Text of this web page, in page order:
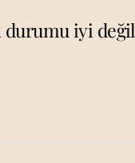
durumu iyi değil